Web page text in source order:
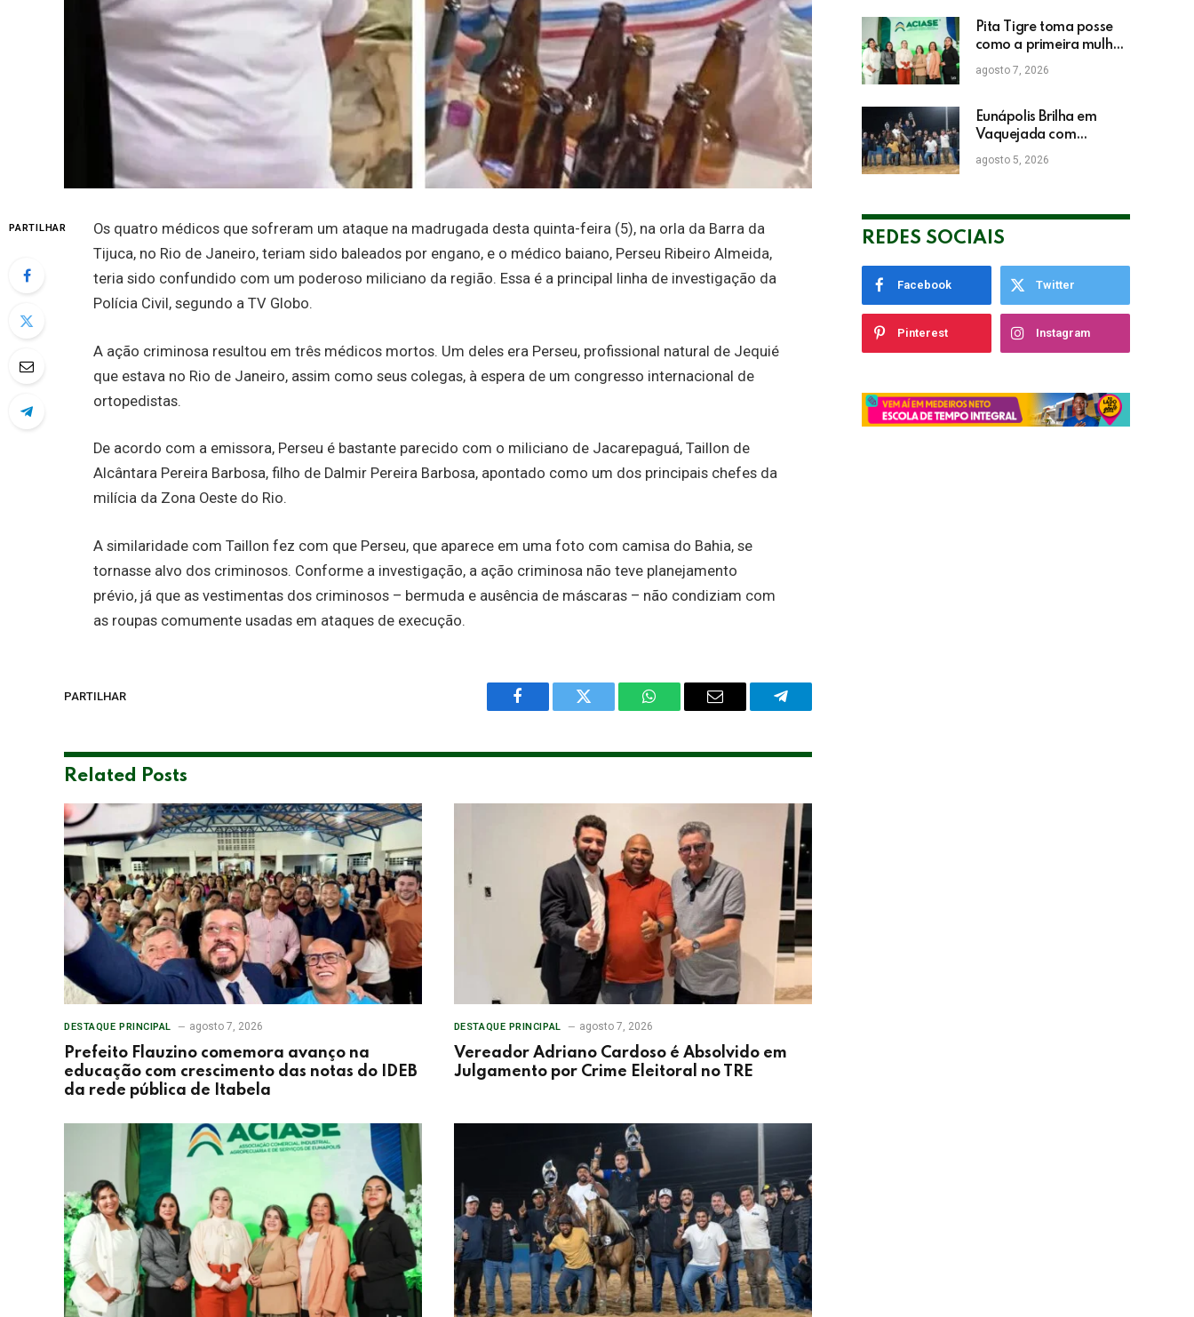
PARTILHAR
Os quatro médicos que sofreram um ataque na madrugada desta quinta-feira (5), na orla da Barra da
Tijuca, no Rio de Janeiro, teriam sido baleados por engano, e o médico baiano, Perseu Ribeiro Almeida,
teria sido confundido com um poderoso miliciano da região. Essa é a principal linha de investigação da
Polícia Civil, segundo a TV Globo.
A ação criminosa resultou em três médicos mortos. Um deles era Perseu, profissional natural de Jequié
que estava no Rio de Janeiro, assim como seus colegas, à espera de um congresso internacional de
ortopedistas.
De acordo com a emissora, Perseu é bastante parecido com o miliciano de Jacarepaguá, Taillon de
Alcântara Pereira Barbosa, filho de Dalmir Pereira Barbosa, apontado como um dos principais chefes da
milícia da Zona Oeste do Rio.
A similaridade com Taillon fez com que Perseu, que aparece em uma foto com camisa do Bahia, se
tornasse alvo dos criminosos. Conforme a investigação, a ação criminosa não teve planejamento
prévio, já que as vestimentas dos criminosos – bermuda e ausência de máscaras – não condiziam com
as roupas comumente usadas em ataques de execução.
PARTILHAR
Facebook Twitter WhatsAppEmail Telegram
Related Posts
DESTAQUE PRINCIPAL agosto 7, 2026
Prefeito Flauzino comemora avanço na
educação com crescimento das notas do IDEB
da rede pública de Itabela
DESTAQUE PRINCIPAL agosto 7, 2026
Vereador Adriano Cardoso é Absolvido em
Julgamento por Crime Eleitoral no TRE
Pita Tigre toma posse
como a primeira mulher
a presidir a ACIASE e
anuncia a retomada do
Empresarial
agosto 7, 2026
Eunápolis Brilha em
Vaquejada com
Bicampeonato de
Arnaldo Guerrieri
agosto 5, 2026
REDES SOCIAIS
Facebook Twitter
Pinterest Instagram